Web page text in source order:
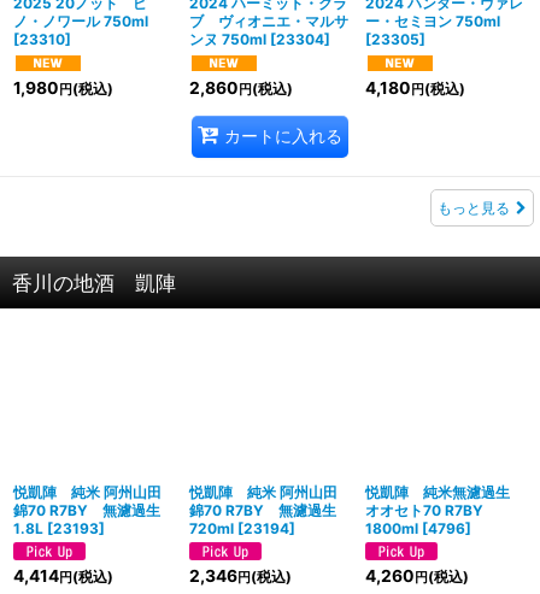
ノ・ノワール 750ml
[23310]
1,980 円 (税込)
ブ ヴィオニエ・マルサ
ンヌ 750ml [23304]
2,860 円(税込)
カートに入れる
ー・セミヨン 750ml
[23305]
4,180 円(税込)
もっと見る
香川の地酒 凱陣
悦凱陣 純米 阿州山田
錦70 R7BY 無濾過生
1.8L [23193]
4,414円 (税込)
悦凱陣 純米 阿州山田
錦70 R7BY 無濾過生
720ml [23194]
2,346円(税込)
悦凱陣 純米無濾過生
オオセト70 R7BY
1800ml [4796]
4,260 円(税込)